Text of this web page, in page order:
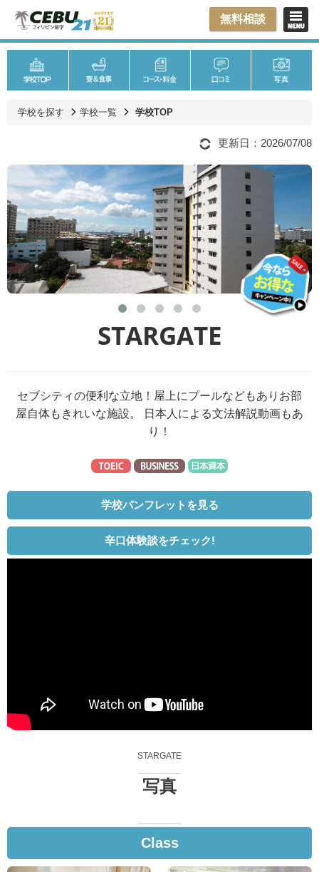
無料相談
学校を探す 学校一覧 学校TOP
更新日：2026/07/08
STARGATE
セブシティの便利な立地！屋上にプールなどもありお部
屋自体もきれいな施設。 日本人による文法解説動画もあ
り！
学校パンフレットを見る
辛口体験談をチェック!
STARGATE
写真
Class